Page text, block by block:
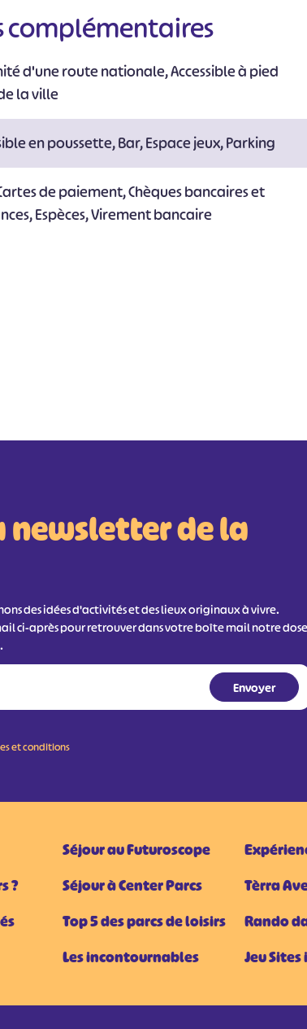
d'une route nationale, Accessible à pied
la ville
en poussette, Bar, Espace jeux, Parking
de paiement, Chèques bancaires et
Espèces, Virement bancaire
newsletter de la
des idées d'activités et des lieux originaux à vivre.
ci-après pour retrouver dans votre boîte mail notre dose
et conditions
?
Séjour au Futuroscope
Séjour à Center Parcs
Top 5 des parcs de loisirs
Les incontournables
Tèrra
Rando
Jeu Sites